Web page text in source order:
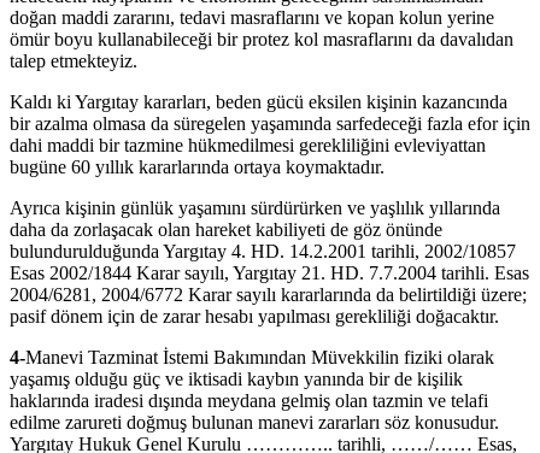
doğan maddi zararını, tedavi masraflarını ve kopan kolun yerine
ömür boyu kullanabileceği bir protez kol masraflarını da davalıdan
talep etmekteyiz.
Kaldı ki Yargıtay kararları, beden gücü eksilen kişinin kazancında
bir azalma olmasa da süregelen yaşamında sarfedeceği fazla efor için
dahi maddi bir tazmine hükmedilmesi gerekliliğini evleviyattan
bugüne 60 yıllık kararlarında ortaya koymaktadır.
Ayrıca kişinin günlük yaşamını sürdürürken ve yaşlılık yıllarında
daha da zorlaşacak olan hareket kabiliyeti de göz önünde
bulundurulduğunda Yargıtay 4. HD. 14.2.2001 tarihli, 2002/10857
Esas 2002/1844 Karar sayılı, Yargıtay 21. HD. 7.7.2004 tarihli. Esas
2004/6281, 2004/6772 Karar sayılı kararlarında da belirtildiği üzere;
pasif dönem için de zarar hesabı yapılması gerekliliği doğacaktır.
4-Manevi Tazminat İstemi Bakımından Müvekkilin fiziki olarak
yaşamış olduğu güç ve iktisadi kaybın yanında bir de kişilik
haklarında iradesi dışında meydana gelmiş olan tazmin ve telafi
edilme zarureti doğmuş bulunan manevi zararları söz konusudur.
Yargıtay Hukuk Genel Kurulu ………….. tarihli, ……/…… Esas,